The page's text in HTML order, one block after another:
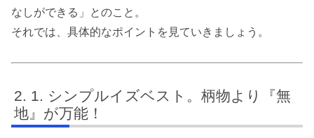
なしができる」とのこと。
それでは、具体的なポイントを見ていきましょう。
1. シンプルイズベスト。柄物より『無
地』が万能！